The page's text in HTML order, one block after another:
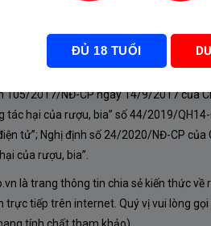
CHÍNH SÁCH
105/2017/NĐ-CP ngày 14/9/2017 của
tác hại của rượu, bia” số 44/2019/
tử”; Nghị định số 24/2020/NĐ-CP của
của rượu, bia”.
là trang thông tin chia sẻ kiến thức
trực tiếp trên internet. Quý vị vui lòng
ĐỦ 18 TUỔI